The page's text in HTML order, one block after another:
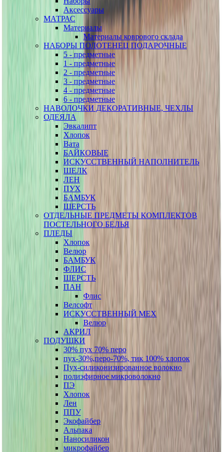
Аксессуары
МАТРАС
Материалы
Материалы коврового склада
НАБОРЫ ПОЛОТЕНЕЦ ПОДАРОЧНЫЕ
5 - предметные
1 - предметные
2 - предметные
3 - предметные
4 - предметные
6 - предметные
НАВОЛОЧКИ ДЕКОРАТИВНЫЕ, ЧЕХЛЫ
ОДЕЯЛА
Эвкалипт
Хлопок
Вата
БАЙКОВЫЕ
ИСКУССТВЕННЫЙ НАПОЛНИТЕЛЬ
ШЕЛК
ЛЕН
ПУХ
БАМБУК
ШЕРСТЬ
ОТДЕЛЬНЫЕ ПРЕДМЕТЫ КОМПЛЕКТОВ
ПОСТЕЛЬНОГО БЕЛЬЯ
ПЛЕДЫ
Хлопок
Велюр
БАМБУК
ФЛИС
ШЕРСТЬ
ПАН
Флис
Велсофт
ИСКУССТВЕННЫЙ МЕХ
Велюр
АКРИЛ
ПОДУШКИ
30% пух 70% перо
пух-30%,перо-70%, тик 100% хлопок
Пух-силиконизированное волокно
полиэфирное микроволокно
ПЭ
Хлопок
Лен
ППУ
Экофайбер
Альпака
Наносиликон
микрофайбер